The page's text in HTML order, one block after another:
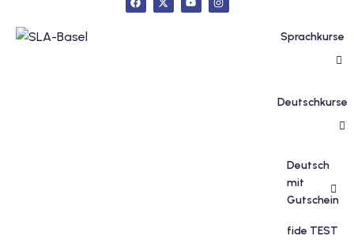
Sprachkurse
Deutschkurse
Deutsch
mit
Gutschein
fide TEST